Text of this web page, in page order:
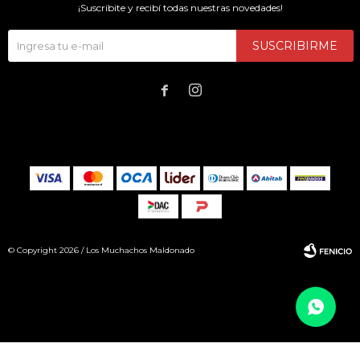
¡Suscribite y recibí todas nuestras novedades!
SUSCRIBIRME
 
© Copyright 2026 / Los Muchachos Maldonado